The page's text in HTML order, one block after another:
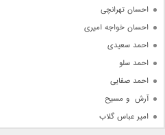
احسان تهرانچی
احسان خواجه امیری
احمد سعیدی
احمد سلو
احمد صفایی
آرش  و مسیح
امیر عباس گلاب